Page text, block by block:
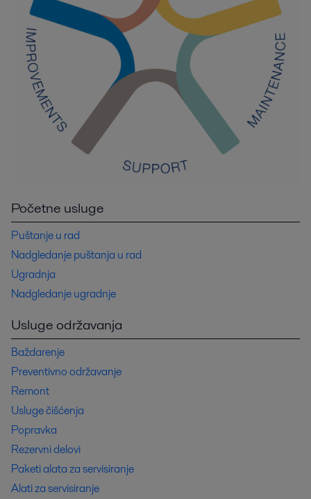
Početne usluge
Puštanje u rad
Nadgledanje puštanja u rad
Ugradnja
Nadgledanje ugradnje
Usluge održavanja
Baždarenje
Preventivno održavanje
Remont
Usluge čišćenja
Popravka
Rezervni delovi
Paketi alata za servisiranje
Alati za servisiranje